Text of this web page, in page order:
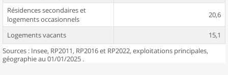
Résidences secondaires et
logements occasionnels
20,6
Logements vacants
15,1
Sources : Insee, RP2011, RP2016 et RP2022, exploitations principales,
géographie au 01/01/2025 .